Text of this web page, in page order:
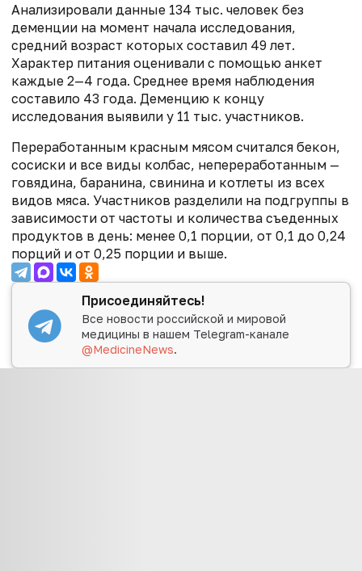
Анализировали данные 134 тыс. человек без
деменции на момент начала исследования,
средний возраст которых составил 49 лет.
Характер питания оценивали с помощью анкет
каждые 2—4 года. Среднее время наблюдения
составило 43 года. Деменцию к концу
исследования выявили у 11 тыс. участников.
Переработанным красным мясом считался бекон,
сосиски и все виды колбас, непереработанным —
говядина, баранина, свинина и котлеты из всех
видов мяса. Участников разделили на подгруппы в
зависимости от частоты и количества съеденных
продуктов в день: менее 0,1 порции, от 0,1 до 0,24
порций и от 0,25 порции и выше.
Присоединяйтесь!
Все новости российской и мировой
медицины в нашем Telegram-канале
@MedicineNews.